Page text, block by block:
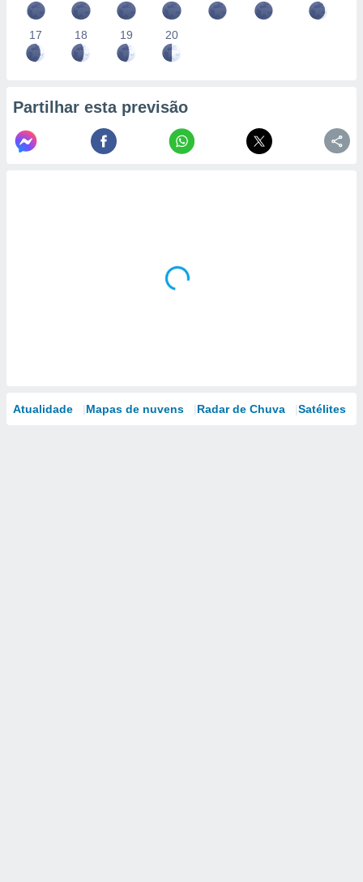
17 18 19 20
Partilhar esta previsão
Atualidade Mapas de nuvens Radar de Chuva Satélites